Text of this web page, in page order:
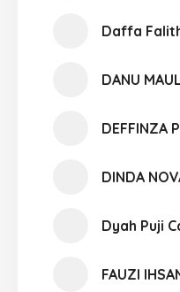
Daffa
DANU
DEFFINZA
DINDA
Dyah Puji
FAUZI